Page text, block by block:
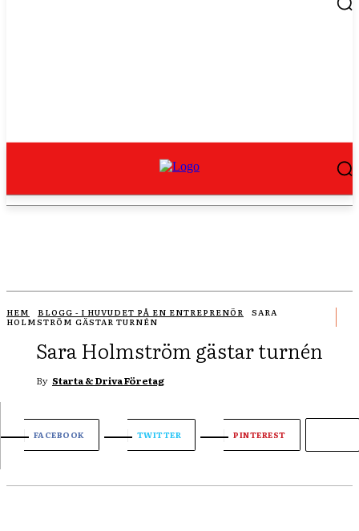
HEM BLOGG - I HUVUDET PÅ EN ENTREPRENÖR
SARA
HOLMSTRÖM GÄSTAR TURNÉN
Sara Holmström gästar turnén
By Starta & Driva Företag
FACEBOOK TWITTER PINTEREST